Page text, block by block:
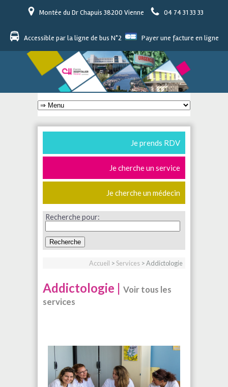
Montée du Dr Chapuis 38200 Vienne 04 74 31 33 33
Accessible par la ligne de bus N°2 Payer une facture en ligne
Je prends RDV
Je cherche un service
Je cherche un médecin
Recherche pour:
Accueil >Services > Addictologie
Addictologie | Voir tous les
services